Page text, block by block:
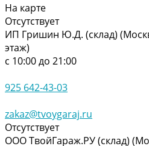
На карте
Отсутствует
ИП Гришин Ю.Д. (склад)
этаж)
с 10:00 до 21:00
925 642-43-03
zakaz@tvoygaraj.ru
Отсутствует
ООО ТвойГараж.РУ (склад)